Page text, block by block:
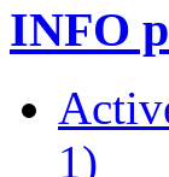
INFO
1)